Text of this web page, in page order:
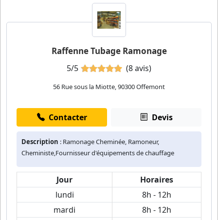
Raffenne Tubage Ramonage
5/5 (8 avis)
56 Rue sous la Miotte, 90300 Offemont
Contacter Devis
Description : Ramonage Cheminée, Ramoneur,
Cheministe,Fournisseur d'équipements de chauffage
Jour
Horaires
lundi
8h - 12h
mardi
8h - 12h